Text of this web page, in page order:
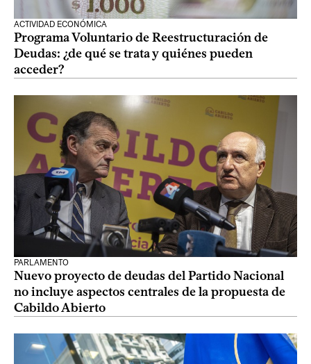
ACTIVIDAD ECONÓMICA
Programa Voluntario de Reestructuración de
Deudas: ¿de qué se trata y quiénes pueden
acceder?
PARLAMENTO
Nuevo proyecto de deudas del Partido Nacional
no incluye aspectos centrales de la propuesta de
Cabildo Abierto